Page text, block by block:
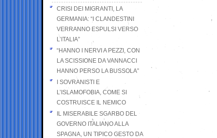
CRISI DEI MIGRANTI, LA
GERMANIA: “I CLANDESTINI
VERRANNO ESPULSI VERSO
L’ITALIA”
“HANNO I NERVI A PEZZI, CON
LA SCISSIONE DA VANNACCI
HANNO PERSO LA BUSSOLA”
I SOVRANISTI E
L’ISLAMOFOBIA, COME SI
COSTRUISCE IL NEMICO
IL MISERABILE SGARBO DEL
GOVERNO ITALIANO ALLA
SPAGNA, UN TIPICO GESTO DA